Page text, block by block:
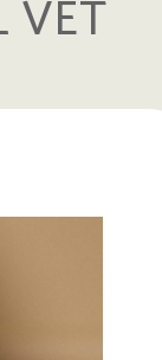
VET